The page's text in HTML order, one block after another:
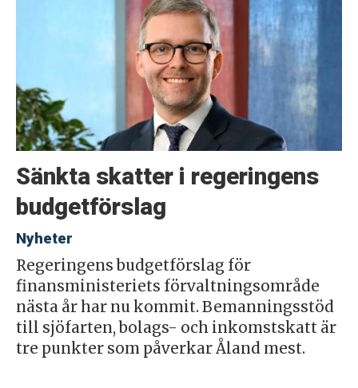
Sänkta skatter i regeringens
budgetförslag
Nyheter
Regeringens budgetförslag för
finansministeriets förvaltningsområde
nästa år har nu kommit. Bemanningsstöd
till sjöfarten, bolags- och inkomstskatt är
tre punkter som påverkar Åland mest.